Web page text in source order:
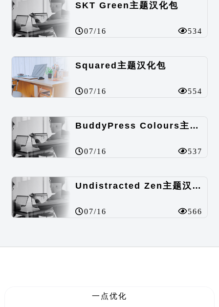
SKT Green主题汉化包
07/16 534
Squared主题汉化包
07/16 554
BuddyPress Colours主题汉化包
07/16 537
Undistracted Zen主题汉化包
07/16 566
一点优化